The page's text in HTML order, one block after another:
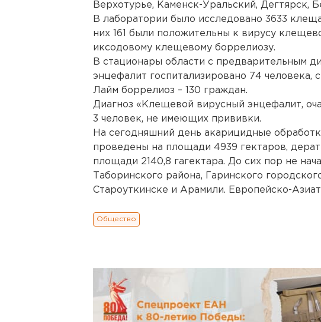
Верхотурье, Каменск-Уральский, Дегтярск,
В лаборатории было исследовано 3633
них 161 были положительны к вирусу
иксодовому клещевому боррелиозу.
В стационары области с предварительным
энцефалит госпитализировано 74 человека,
Лайм боррелиоз – 130 граждан.
Диагноз «Клещевой вирусный энцефалит,
3 человек, не имеющих прививки.
На сегодняшний день акарицидные
проведены на площади 4939 гектаров,
площади 2140,8 гагектара. До сих пор не
Таборинского района, Гаринского
Староуткинске и Арамили. Европейско-
Общество